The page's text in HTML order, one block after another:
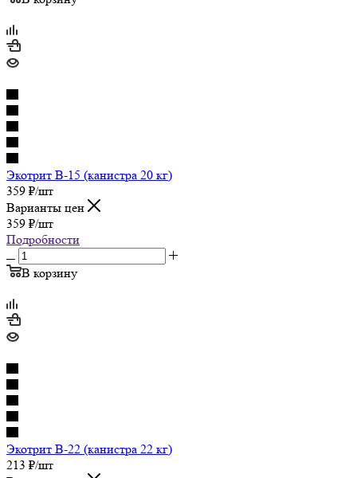
Экотрит В-15 (канистра 20 кг)
359 ₽/шт
Варианты цен
359 ₽/шт
Подробности
В корзину
Экотрит В-22 (канистра 22 кг)
213 ₽/шт